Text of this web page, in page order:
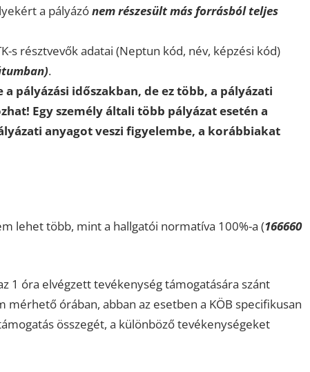
a pályázónem részesült más forrásból teljes
s résztvevők adatai (Neptun kód, név, képzési kód)
.
pályázási időszakban, de ez több, a pályázati
Egy személy általi több pályázat esetén a
anyagot veszi figyelembe, a korábbiakat
lehet több, mint a hallgatói normatíva 100%-a (166660
1 óra elvégzett tevékenység támogatására szánt
órában, abban az esetben a KÖB specifikusan
összegét, a különböző tevékenységeket